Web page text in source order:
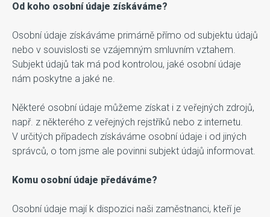
Od koho osobní údaje získáváme?
Osobní údaje získáváme primárně přímo od subjektu údajů
nebo v souvislosti se vzájemným smluvním vztahem.
Subjekt údajů tak má pod kontrolou, jaké osobní údaje
nám poskytne a jaké ne.
Některé osobní údaje můžeme získat i z veřejných zdrojů,
např. z některého z veřejných rejstříků nebo z internetu.
V určitých případech získáváme osobní údaje i od jiných
správců, o tom jsme ale povinni subjekt údajů informovat.
Komu osobní údaje předáváme?
Osobní údaje mají k dispozici naši zaměstnanci, kteří je